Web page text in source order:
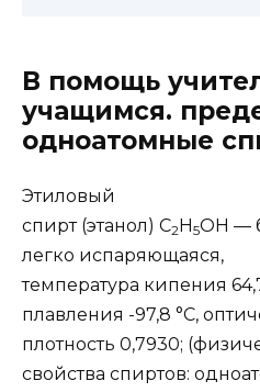
В помощь
учащимся.
одноатомные
Этиловый
спирт (этанол) С2 Н 5ОН —
легко испаряющаяся,
температура кипения
плавления -97,8 °С,
плотность 0,7930; (
свойства спиртов: